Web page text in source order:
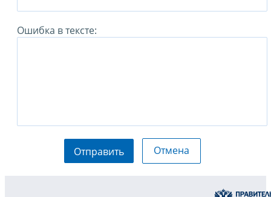
Ошибка в тексте:
Отправить Отмена